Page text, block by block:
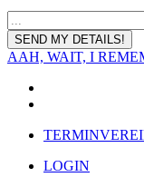
AAH, WAIT, I
LOGIN